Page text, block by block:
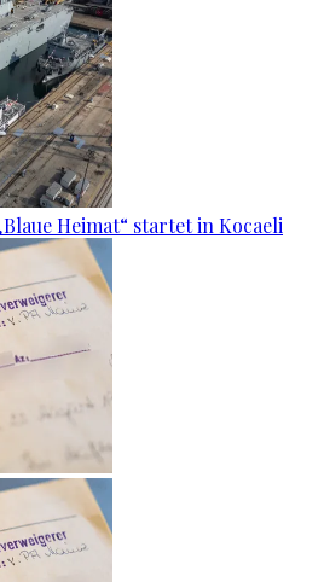
Heimat“ startet in Kocaeli